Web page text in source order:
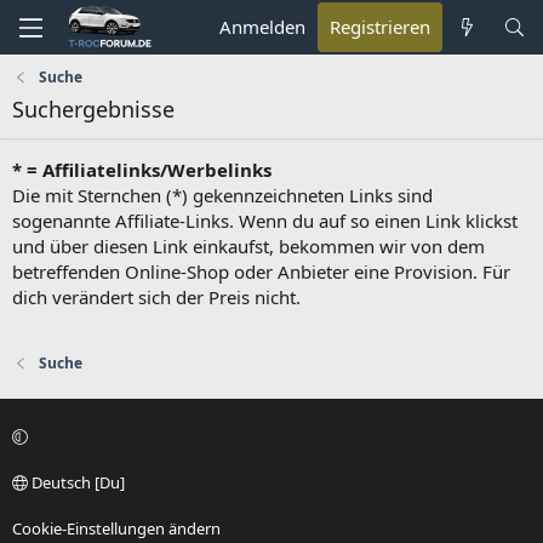
Anmelden Registrieren
Suche
Suchergebnisse
* = Affiliatelinks/Werbelinks
Die mit Sternchen (*) gekennzeichneten Links sind
sogenannte Affiliate-Links. Wenn du auf so einen Link klickst
und über diesen Link einkaufst, bekommen wir von dem
betreffenden Online-Shop oder Anbieter eine Provision. Für
dich verändert sich der Preis nicht.
Suche
Deutsch [Du]
Cookie-Einstellungen ändern